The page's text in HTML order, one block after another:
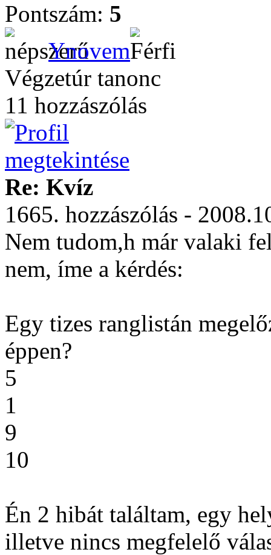
Pontszám: 5
Ynovem
Végzetúr tanonc
11 hozzászólás
Re: Kvíz
1665. hozzászólás -
Nem tudom,h már valaki
nem, íme a kérdés:
Egy tizes ranglistán
éppen?
5
1
9
10
Én 2 hibát találtam, egy
illetve nincs megfelelő